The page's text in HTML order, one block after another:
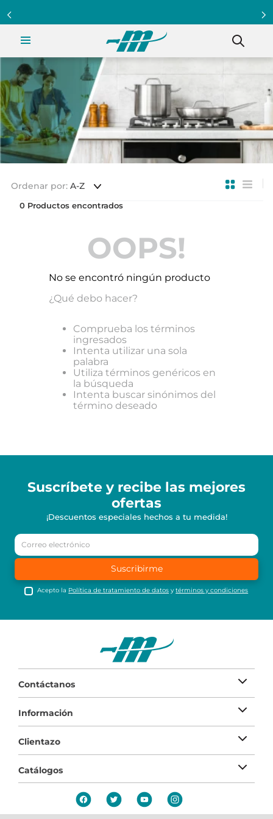
Ordenar por A-Z
0
OOPS!
No se encontró ningún producto
¿Qué debo hacer?
Comprueba los términos
ingresados
Intenta utilizar una sola
palabra
Utiliza términos genéricos en
la búsqueda
Intenta buscar sinónimos del
término deseado
Suscríbete y recibe las mejores
ofertas
¡Descuentos especiales hechos a tu medida!
Suscribirme
Acepto la Política de tratamiento de datos ytérminos y condiciones
Contáctanos
Información
Clientazo
Catálogos